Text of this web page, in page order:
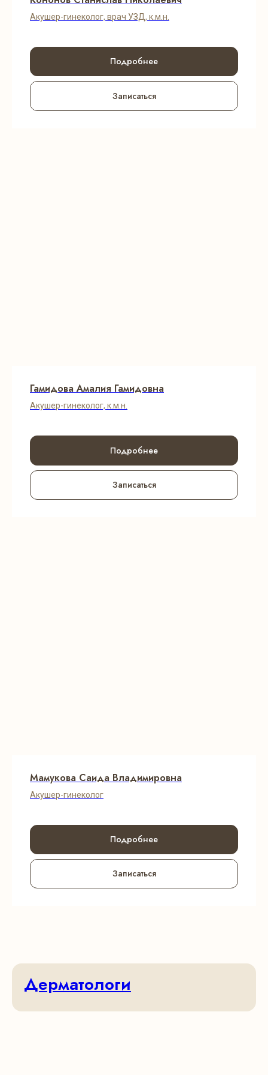
Акушер-гинеколог, врач УЗД, к.м.н.
Подробнее
Записаться
Гамидова Амалия Гамидовна
Акушер-гинеколог, к.м.н.
Подробнее
Записаться
Мамукова Саида Владимировна
Акушер-гинеколог
Подробнее
Записаться
Дерматологи